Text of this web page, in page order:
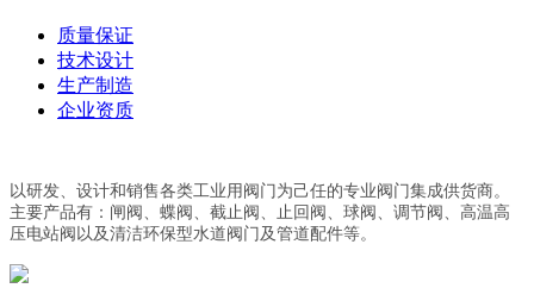
质量保证
技术设计
生产制造
企业资质
以研发、设计和销售各类工业用阀门为己任的专业阀门集成供货商。
主要产品有：闸阀、蝶阀、截止阀、止回阀、球阀、调节阀、高温高
压电站阀以及清洁环保型水道阀门及管道配件等。